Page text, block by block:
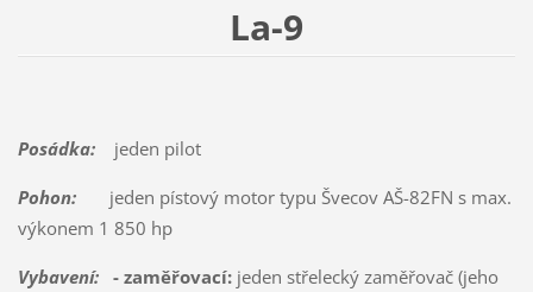
La-9
Posádka:jeden pilot
Pohon:jeden pístový motor typu Švecov AŠ-82FN s max.
výkonem 1 850 hp
Vybavení: - zaměřovací: jeden střelecký zaměřovač (jeho